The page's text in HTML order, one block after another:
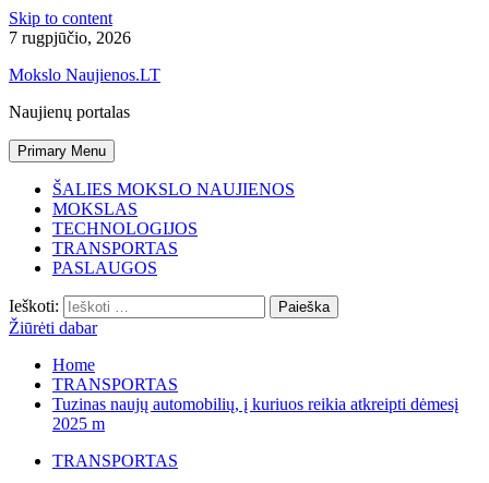
Skip to content
7 rugpjūčio, 2026
Mokslo Naujienos.LT
Naujienų portalas
Primary Menu
ŠALIES MOKSLO NAUJIENOS
MOKSLAS
TECHNOLOGIJOS
TRANSPORTAS
PASLAUGOS
Ieškoti:
Žiūrėti dabar
Home
TRANSPORTAS
Tuzinas naujų automobilių, į kuriuos reikia atkreipti dėmesį
2025 m
TRANSPORTAS